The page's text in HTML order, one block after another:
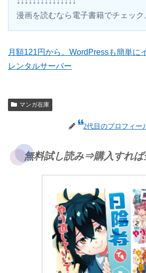
漫画を読むなら電子書籍でチェック
月額121円から。WordPressも簡単に
レンタルサーバー
マンガ在庫
2代目のプロフィー
無料試し読み⇒購入すれば